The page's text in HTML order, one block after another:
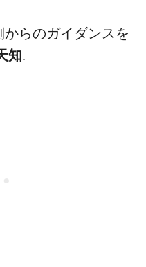
らのガイダンスを
知.